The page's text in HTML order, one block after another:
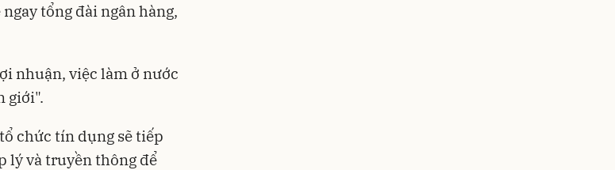
tổng đài ngân hàng,
nhuận, việc làm ở nước
giới".
chức tín dụng sẽ tiếp
lý và truyền thông để